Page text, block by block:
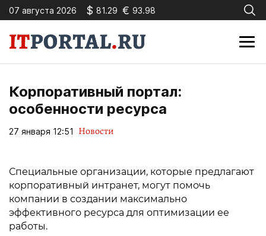
07 августа 2026 $ 81.29 € 93.98
Корпоративный портал:
особенности ресурса
27 января 12:51 Новости
Специальные организации, которые предлагают
корпоративный интранет, могут помочь
компании в создании максимально
эффективного ресурса для оптимизации ее
работы.